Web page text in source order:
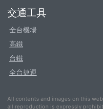
交通工具
全台機場
高鐵
台鐵
全台捷運
All contents and images on this
all reproduction is expressly